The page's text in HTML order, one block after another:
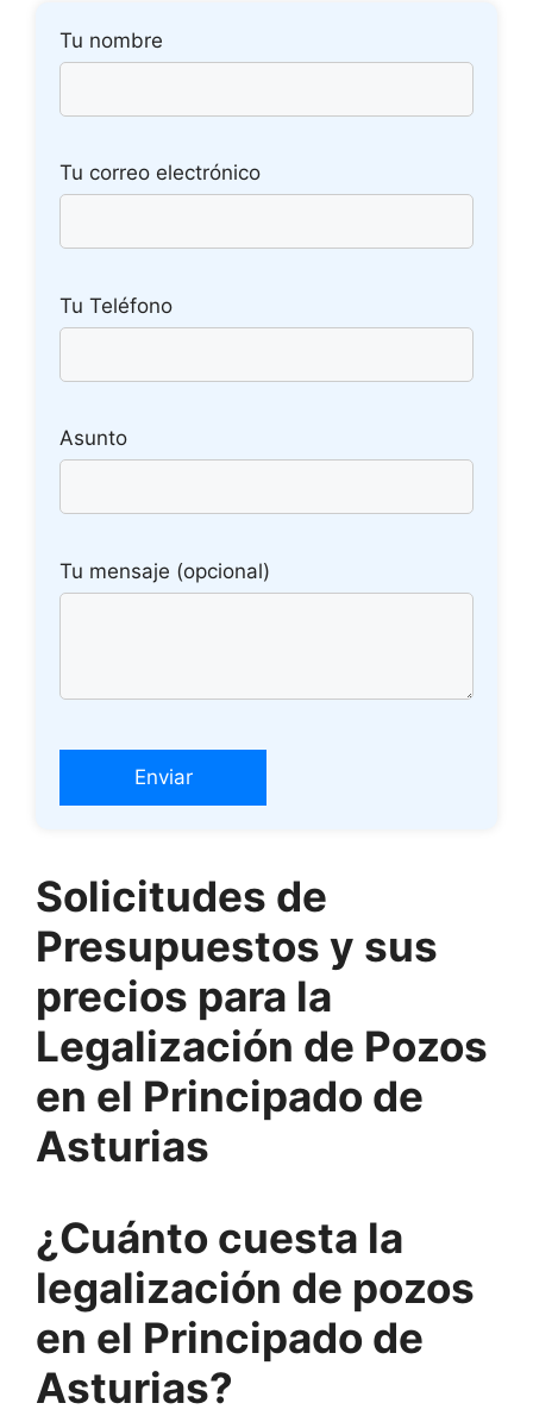
Tu nombre
Tu correo electrónico
Tu Teléfono
Asunto
Tu mensaje (opcional)
Solicitudes de
Presupuestos y sus
precios para la
Legalización de Pozos
en el Principado de
Asturias
¿Cuánto cuesta la
legalización de pozos
en el Principado de
Asturias?